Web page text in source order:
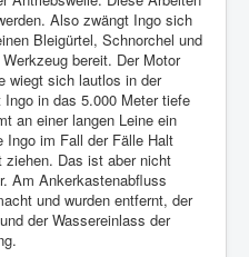
Also zwängt Ingo sich
Bleigürtel, Schnorchel und
bereit. Der Motor
wiegt sich lautlos in der
in das 5.000 Meter tiefe
an einer langen Leine ein
Ingo im Fall der Fälle Halt
ziehen. Das ist aber nicht
Am Ankerkastenabfluss
und wurden entfernt, der
der Wassereinlass der